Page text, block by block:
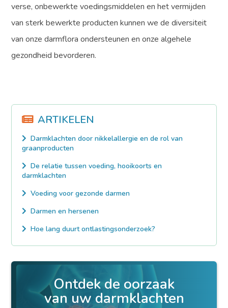
verse, onbewerkte voedingsmiddelen en het vermijden
van sterk bewerkte producten kunnen we de diversiteit
van onze darmflora ondersteunen en onze algehele
gezondheid bevorderen.
ARTIKELEN
Darmklachten door nikkelallergie en de rol van
graanproducten
De relatie tussen voeding, hooikoorts en
darmklachten
Voeding voor gezonde darmen
Darmen en hersenen
Hoe lang duurt ontlastingsonderzoek?
Ontdek de oorzaak
van uw darmklachten